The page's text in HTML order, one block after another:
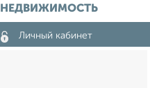
НЕДВИЖИМОСТЬ
Личный кабинет